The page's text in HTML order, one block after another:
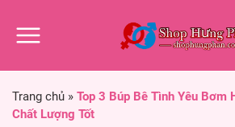
Trang chủ » Top 3 Búp Bê Tình Yêu Bơm
Chất Lượng Tốt